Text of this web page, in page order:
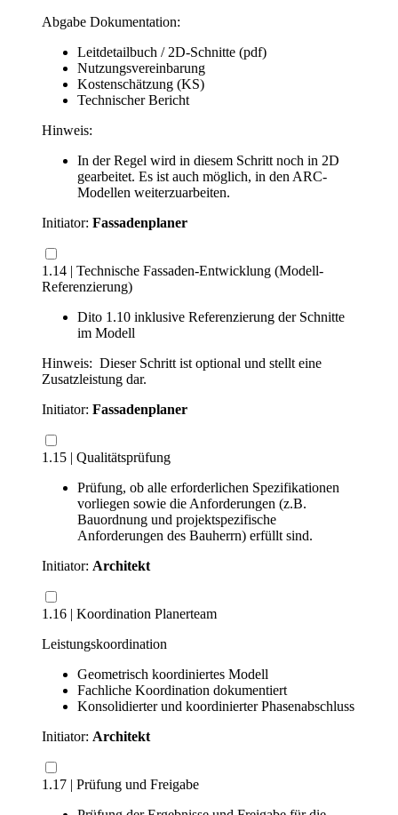
Abgabe Dokumentation:
Leitdetailbuch / 2D-Schnitte (pdf)
Nutzungsvereinbarung
Kostenschätzung (KS)
Technischer Bericht
Hinweis:
In der Regel wird in diesem Schritt noch in 2D
gearbeitet. Es ist auch möglich, in den ARC-
Modellen weiterzuarbeiten.
Initiator: Fassadenplaner
1.14 | Technische Fassaden-Entwicklung (Modell-
Referenzierung)
Dito 1.10 inklusive Referenzierung der Schnitte
im Modell
Hinweis: Dieser Schritt ist optional und stellt eine
Zusatzleistung dar.
Initiator: Fassadenplaner
1.15 | Qualitätsprüfung
Prüfung, ob alle erforderlichen Spezifikationen
vorliegen sowie die Anforderungen (z.B.
Bauordnung und projektspezifische
Anforderungen des Bauherrn) erfüllt sind.
Initiator: Architekt
1.16 | Koordination Planerteam
Leistungskoordination
Geometrisch koordiniertes Modell
Fachliche Koordination dokumentiert
Konsolidierter und koordinierter Phasenabschluss
Initiator: Architekt
1.17 | Prüfung und Freigabe